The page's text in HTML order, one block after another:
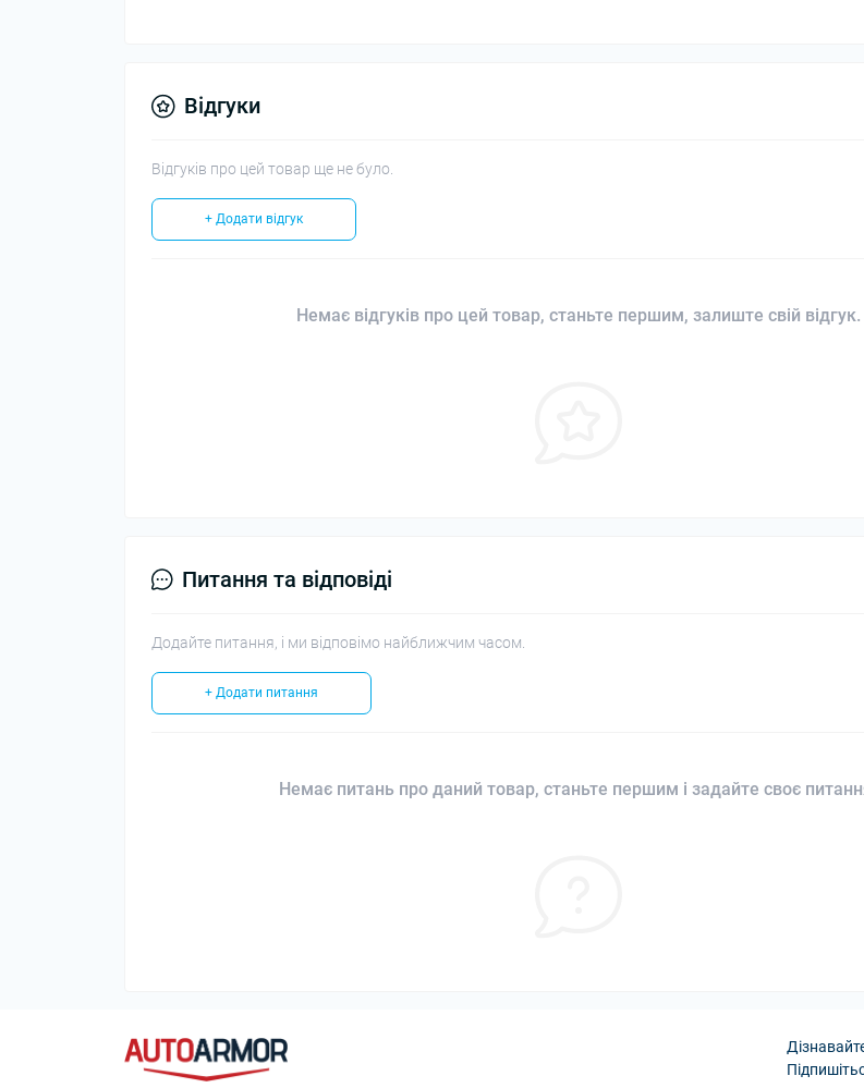
Відгуки
Відгуків про цей товар ще не було.
+ Додати відгук
Немає відгуків про цей товар, станьте першим, залиште свій відгук.
Питання та відповіді
Додайте питання, і ми відповімо найближчим часом.
+ Додати питання
Немає питань про даний товар, станьте першим і задайте своє